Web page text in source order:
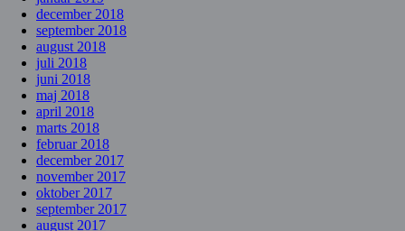
december 2018
september 2018
august 2018
juli 2018
juni 2018
maj 2018
april 2018
marts 2018
februar 2018
december 2017
november 2017
oktober 2017
september 2017
august 2017